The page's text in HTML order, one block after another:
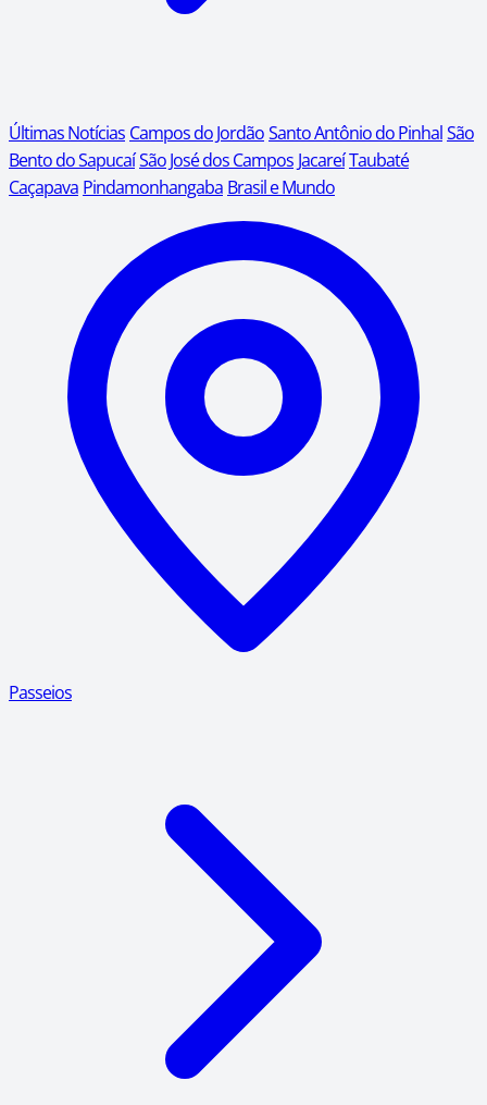
Últimas Notícias Campos do JordãoSanto Antônio do PinhalSão
Bento do SapucaíSão José dos Campos JacareíTaubaté
Caçapava Pindamonhangaba Brasil e Mundo
Passeios